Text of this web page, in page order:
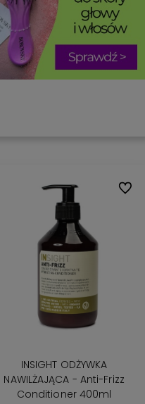
INSIGHT ODŻYWKA
NAWILŻAJĄCA - Anti-Frizz
Conditioner 400ml
Do